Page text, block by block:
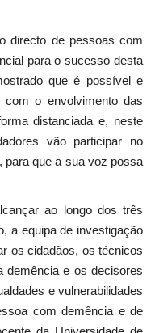
directo de pessoas com
para o sucesso desta
que é possível e
com o envolvimento das
distanciada e, neste
vão participar no
para que a sua voz possa
ao longo dos três
a equipa de investigação
os cidadãos, os técnicos
demência e os decisores
e vulnerabilidades
com demência e de